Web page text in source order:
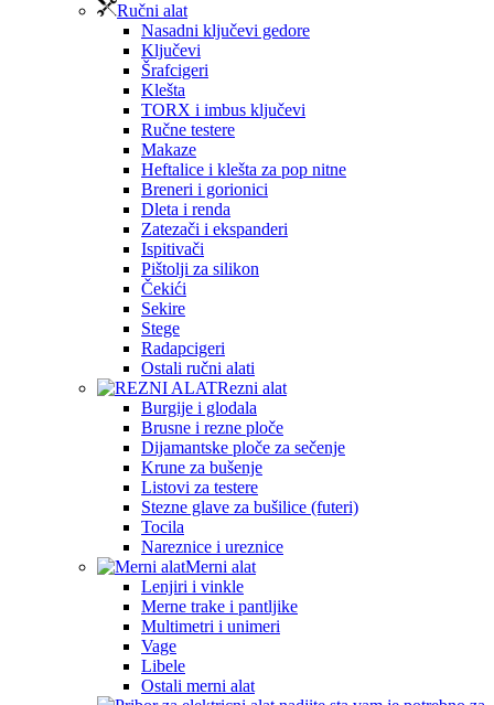
Ručni alat
Nasadni ključevi gedore
Ključevi
Šrafcigeri
Klešta
TORX i imbus ključevi
Ručne testere
Makaze
Heftalice i klešta za pop nitne
Breneri i gorionici
Dleta i renda
Zatezači i ekspanderi
Ispitivači
Pištolji za silikon
Čekići
Sekire
Stege
Radapcigeri
Ostali ručni alati
Rezni alat
Burgije i glodala
Brusne i rezne ploče
Dijamantske ploče za sečenje
Krune za bušenje
Listovi za testere
Stezne glave za bušilice (futeri)
Tocila
Nareznice i ureznice
Merni alat
Lenjiri i vinkle
Merne trake i pantljike
Multimetri i unimeri
Vage
Libele
Ostali merni alat